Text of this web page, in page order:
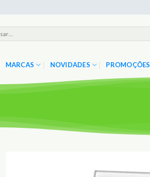
MARCAS NOVIDADES PROMOÇÕES